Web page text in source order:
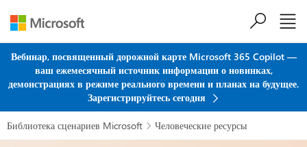
Перейти к основному содержанию
Вебинар, посвященный дорожной карте Microsoft 365 Copilot —
ваш ежемесячный источник информации о новинках,
демонстрациях в режиме реального времени и планах на будущее.
Зарегистрируйтесь сегодня
Библиотека сценариев Microsoft  Человеческие ресурсы